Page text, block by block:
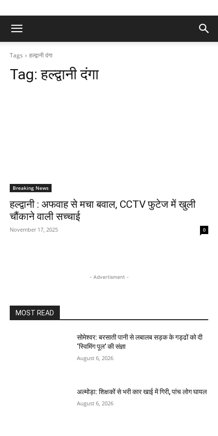
Tags हल्द्वानी दंगा
Tag:हल्द्वानी दंगा
Breaking News
हल्द्वानी : अफवाह से मचा बवाल, CCTV फुटेज में खुली
चौंकाने वाली सच्चाई
November 17, 2025 0
- Advertisment -
MOST READ
सोमेश्वर: बरसाती पानी से लबालब सड़क के गड्ढों को दी
‘स्विमिंग पूल’ की संज्ञा
August 6, 2026
अल्मोड़ा: शिक्षकों से भरी कार खाई में गिरी, पांच लोग घायल
August 6, 2026